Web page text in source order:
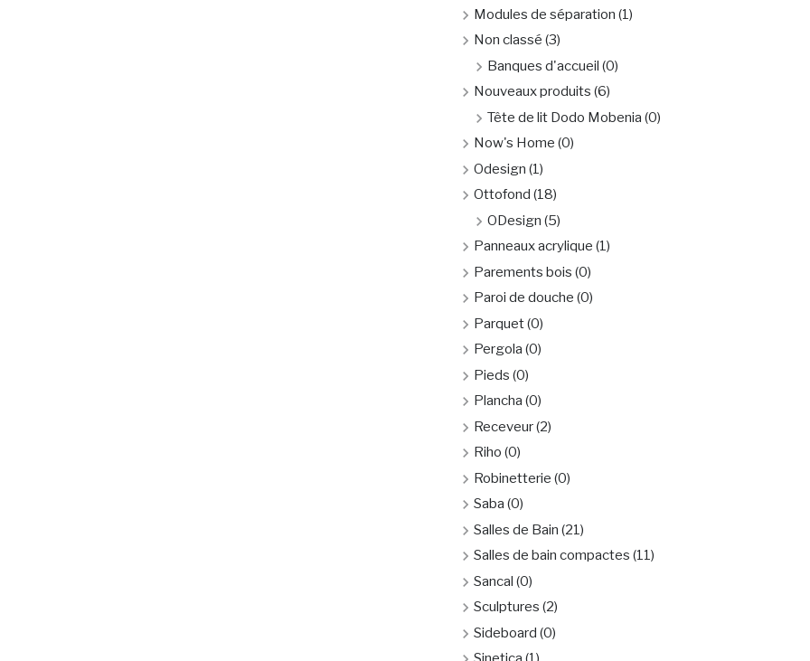
Modules de séparation (1)
Non classé (3)
Banques d'accueil (0)
Nouveaux produits (6)
Tête de lit Dodo Mobenia (0)
Now's Home (0)
Odesign (1)
Ottofond (18)
ODesign (5)
Panneaux acrylique (1)
Parements bois (0)
Paroi de douche (0)
Parquet(0)
Pergola (0)
Pieds (0)
Plancha (0)
Receveur(2)
Riho (0)
Robinetterie (0)
Saba (0)
Salles de Bain (21)
Salles de bain compactes (11)
Sancal (0)
Sculptures (2)
Sideboard (0)